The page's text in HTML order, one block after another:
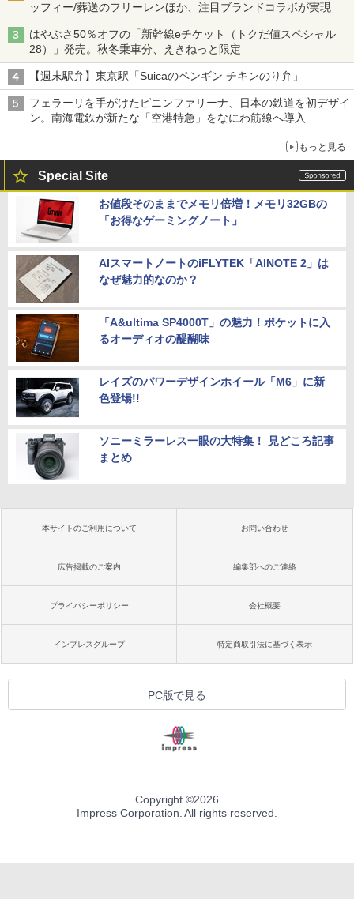
ッフィー/葬送のフリーレンほか、注目ブランドコラボが実現
はやぶさ50％オフの「新幹線eチケット（トクだ値スペシャル
28）」発売。秋冬乗車分、えきねっと限定
【週末駅弁】東京駅「Suicaのペンギン チキンのり弁」
フェラーリを手がけたピニンファリーナ、日本の鉄道を初デザイ
ン。南海電鉄が新たな「空港特急」をなにわ筋線へ導入
もっと見る
Special Site
お値段そのままでメモリ倍増！メモリ32GBの
「お得なゲーミングノート」
AIスマートノートのiFLYTEK「AINOTE 2」は
なぜ魅力的なのか？
「A&ultima SP4000T」の魅力！ポケットに入
るオーディオの醍醐味
レイズのパワーデザインホイール「M6」に新
色登場!!
ソニーミラーレス一眼の大特集！ 見どころ記事
まとめ
本サイトのご利用について お問い合わせ
広告掲載のご案内 編集部へのご連絡
プライバシーポリシー 会社概要
インプレスグループ 特定商取引法に基づく表示
PC版で見る
Copyright ©2026
Impress Corporation. All rights reserved.